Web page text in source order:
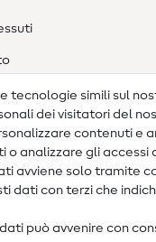
proprietario
tecnologie simili sul
dei visitatori del
contenuti e
o analizzare gli accessi
avviene solo tramite
dati con terzi che
può avvenire con